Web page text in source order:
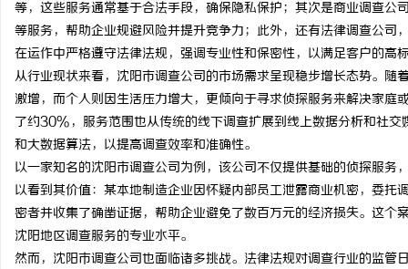
等，这些服务通常基于合法手段，确保隐私保护；其次是商业调查
等服务，帮助企业规避风险并提升竞争力；此外，还有法律调查公
在运作中严格遵守法律法规，强调专业性和保密性，以满足客户的高
从行业现状来看，沈阳市调查公司的市场需求呈现稳步增长态势。
激增，而个人则因生活压力增大，更倾向于寻求侦探服务来解决家
了约30%，服务范围也从传统的线下调查扩展到线上数据分析和社
和大数据算法，以提高调查效率和准确性。
以一家知名的沈阳市调查公司为例，该公司不仅提供基础的侦探服
以看到其价值：某本地制造企业因怀疑内部员工泄露商业机密，委
密者并收集了确凿证据，帮助企业避免了数百万元的经济损失。这
沈阳地区调查服务的专业水平。
然而，沈阳市调查公司也面临诸多挑战。法律法规对调查行业的监